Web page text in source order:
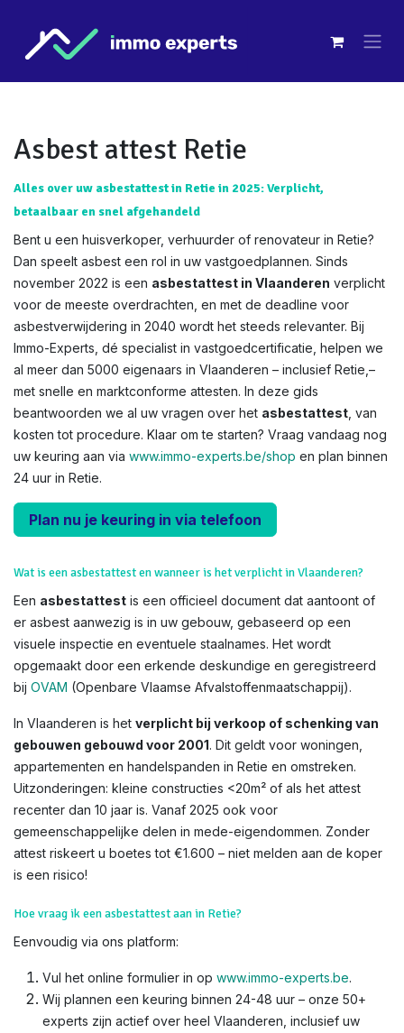
Asbest attest Retie
Alles over uw asbestattest in Retie in 2025: Verplicht,
betaalbaar en snel afgehandeld
Bent u een huisverkoper, verhuurder of renovateur in Retie?
Dan speelt asbest een rol in uw vastgoedplannen. Sinds
november 2022 is een asbestattest in Vlaanderen verplicht
voor de meeste overdrachten, en met de deadline voor
asbestverwijdering in 2040 wordt het steeds relevanter. Bij
Immo-Experts, dé specialist in vastgoedcertificatie, helpen we
al meer dan 5000 eigenaars in Vlaanderen – inclusief Retie,–
met snelle en marktconforme attesten. In deze gids
beantwoorden we al uw vragen over het asbestattest , van
kosten tot procedure. Klaar om te starten? Vraag vandaag nog
uw keuring aan via www.immo-experts.be/shop en plan binnen
24 uur in Retie.
Plan nu je keuring in via telefoon
Wat is een asbestattest en wanneer is het verplicht in Vlaanderen?
Een asbestattest is een officieel document dat aantoont of
er asbest aanwezig is in uw gebouw, gebaseerd op een
visuele inspectie en eventuele staalnames. Het wordt
opgemaakt door een erkende deskundige en geregistreerd
bij OVAM (Openbare Vlaamse Afvalstoffenmaatschappij).
In Vlaanderen is het verplicht bij verkoop of schenking van
gebouwen gebouwd voor 2001. Dit geldt voor woningen,
appartementen en handelspanden in Retie en omstreken.
Uitzonderingen: kleine constructies <20m² of als het attest
recenter dan 10 jaar is. Vanaf 2025 ook voor
gemeenschappelijke delen in mede-eigendommen. Zonder
attest riskeert u boetes tot €1.600 – niet melden aan de koper
is een risico!​
Hoe vraag ik een asbestattest aan in Retie?
Eenvoudig via ons platform:
Vul het online formulier in op www.immo-experts.be.
Wij plannen een keuring binnen 24-48 uur – onze 50+
experts zijn actief over heel Vlaanderen, inclusief uw